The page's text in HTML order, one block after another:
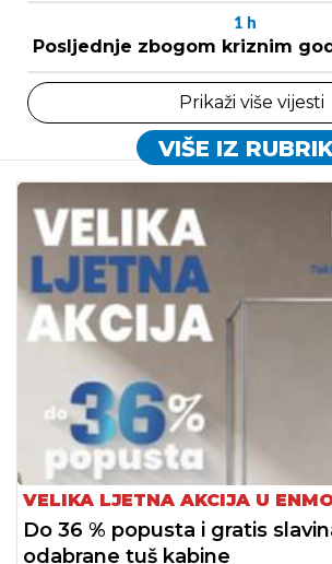
1 h
Posljednje zbogom kriznim
Prikaži više vijesti
VIŠE IZ
VELIKA LJETNA AKCIJA U
Do 36 % popusta i gratis
odabrane tuš kabine